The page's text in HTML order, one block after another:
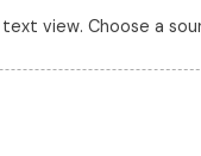
text view. Choose a